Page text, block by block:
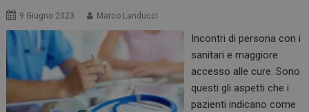
9 Giugno 2023 Marco Landucci
Incontri di persona con i
sanitari e maggiore
accesso alle cure. Sono
questi gli aspetti che i
pazienti indicano come